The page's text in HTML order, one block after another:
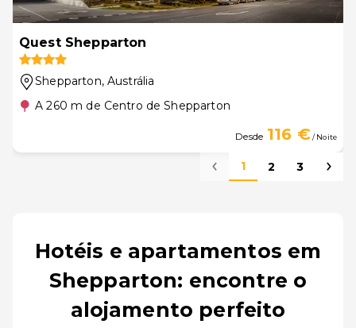
Quest Shepparton
Shepparton, Austrália
A 260 m de Centro de Shepparton
Desde 116 €/ Noite
1 2 3
Hotéis e apartamentos em
Shepparton: encontre o
alojamento perfeito